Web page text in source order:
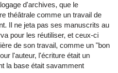
d'archives, que le
théâtrale comme un travail de
Il ne jeta pas ses manuscrits au
pour les réutiliser, et ceux-ci
de son travail, comme un "bon
l'auteur, l'écriture était un
la base était savamment